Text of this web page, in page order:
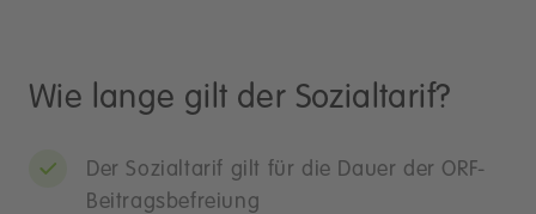
Wie lange gilt der Sozialtarif?
Der Sozialtarif gilt für die Dauer der ORF-
Beitragsbefreiung